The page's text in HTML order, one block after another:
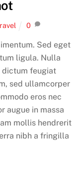
0
Sed eget
ligula. Nulla
dictum feugiat
sed ullamcorper
eros nec
augue in massa
mollis hendrerit
nibh a fringilla